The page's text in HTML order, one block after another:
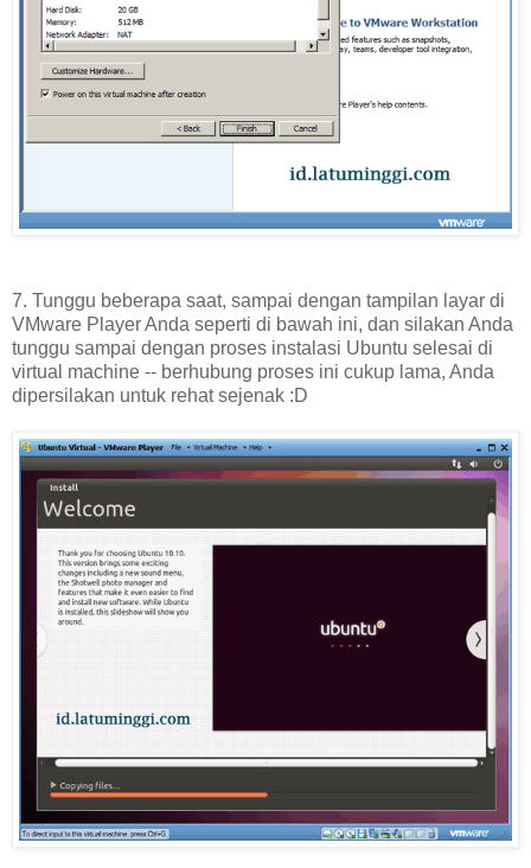
7. Tunggu beberapa saat, sampai dengan tampilan layar di
VMware Player Anda seperti di bawah ini, dan silakan Anda
tunggu sampai dengan proses instalasi Ubuntu selesai di
virtual machine -- berhubung proses ini cukup lama, Anda
dipersilakan untuk rehat sejenak :D